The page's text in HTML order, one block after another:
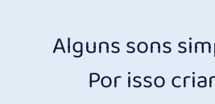
Alguns sons
Por isso